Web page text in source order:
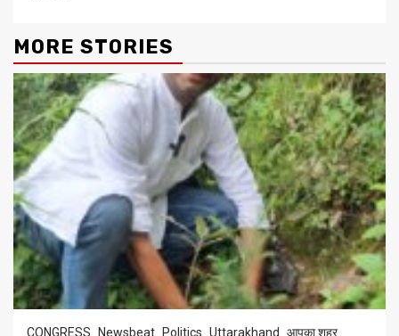
MORE STORIES
CONGRESS Newsbeat Politics Uttarakhand
आपका शहर